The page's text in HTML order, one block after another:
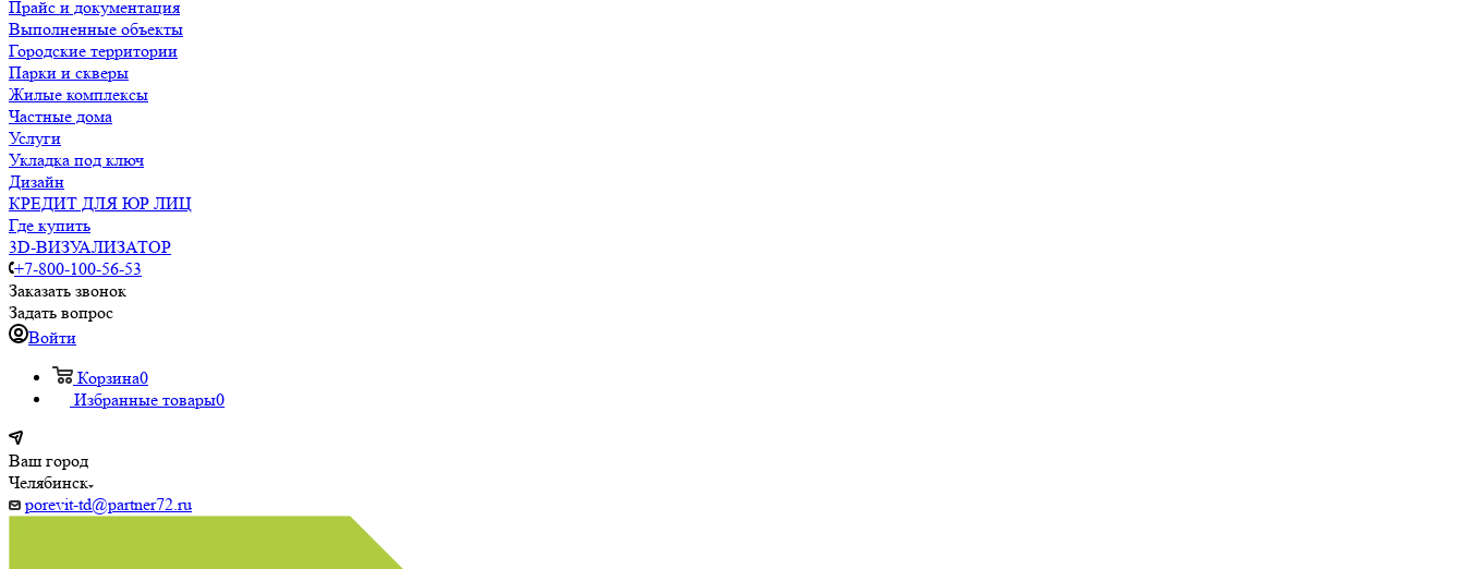
Прайс и документация
Выполненные объекты
Городские территории
Парки и скверы
Жилые комплексы
Частные дома
Услуги
Укладка под ключ
Дизайн
КРЕДИТ ДЛЯ ЮР ЛИЦ
Где купить
3D-ВИЗУАЛИЗАТОР
+7-800-100-56-53
Заказать звонок
Задать вопрос
Войти
Корзина0
Избранные товары0
Ваш город
Челябинск
porevit-td@partner72.ru